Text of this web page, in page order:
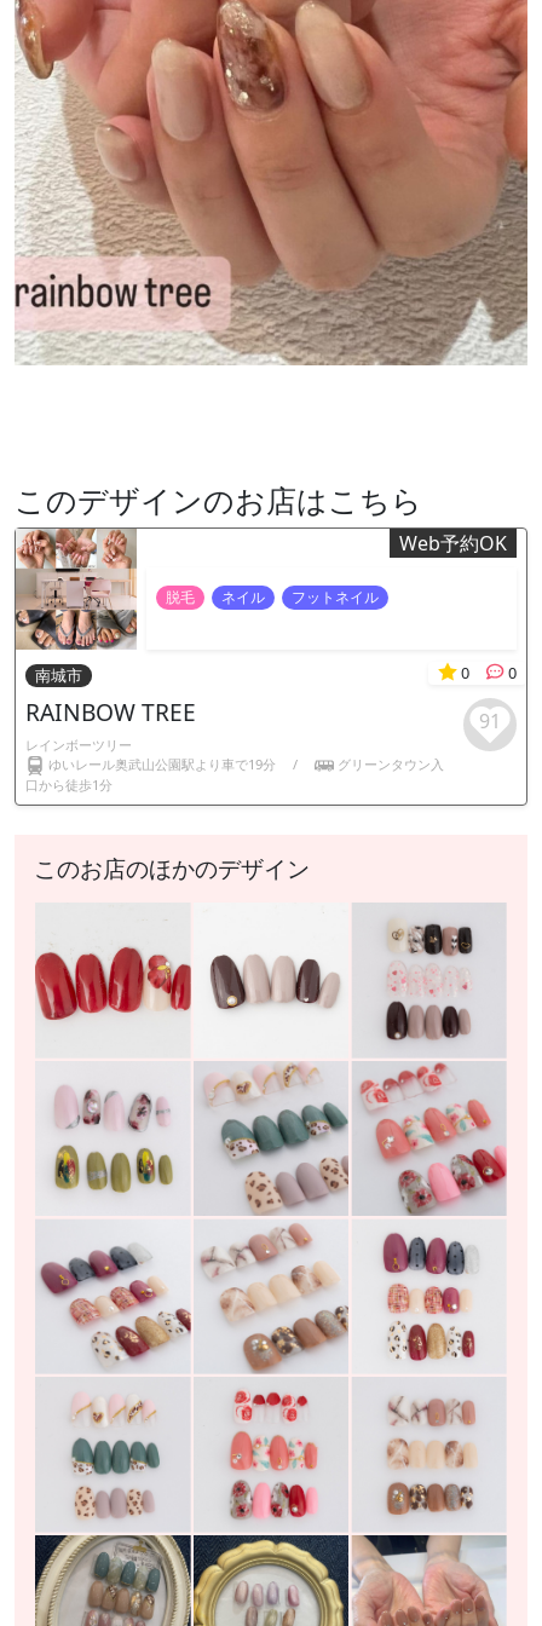
このデザインのお店はこちら
Web予約OK
脱毛 ネイル フットネイル
南城市 0 0
RAINBOW TREE
レインボーツリー
ゆいレール奥武山公園駅より車で19分
/
グリーンタウン入
口から徒歩1分
91
このお店のほかのデザイン